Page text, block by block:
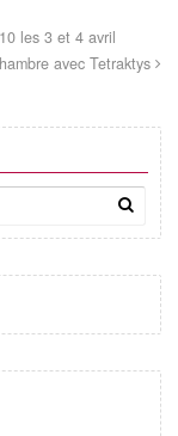
les 3 et 4 avril
avec Tetraktys